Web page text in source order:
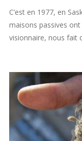
C’est en 1977, en
maisons passives
visionnaire, nous fait